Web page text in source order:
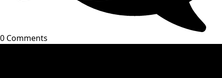
0 Comments